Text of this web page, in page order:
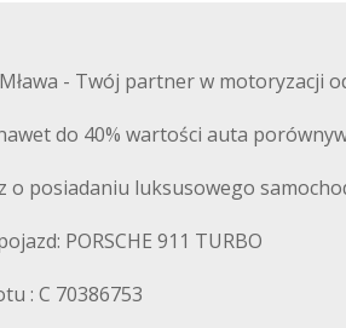
- Twój partner w motoryzacji
do 40% wartości auta
o posiadaniu luksusowego
PORSCHE 911 TURBO
: C 70386753